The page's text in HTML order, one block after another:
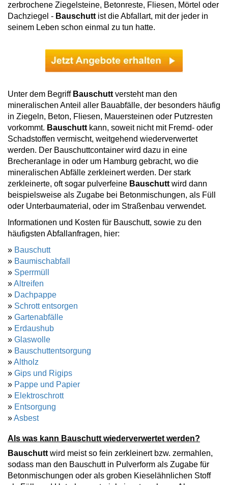
zerbrochene Ziegelsteine, Betonreste, Fliesen, Mörtel oder
Dachziegel - Bauschutt ist die Abfallart, mit der jeder in
seinem Leben schon einmal zu tun hatte.
Unter dem Begriff Bauschutt versteht man den
mineralischen Anteil aller Bauabfälle, der besonders häufig
in Ziegeln, Beton, Fliesen, Mauersteinen oder Putzresten
vorkommt. Bauschutt kann, soweit nicht mit Fremd- oder
Schadstoffen vermischt, weitgehend wiederverwertet
werden. Der Bauschuttcontainer wird dazu in eine
Brecheranlage in oder um Hamburg gebracht, wo die
mineralischen Abfälle zerkleinert werden. Der stark
zerkleinerte, oft sogar pulverfeine Bauschutt wird dann
beispielsweise als Zugabe bei Betonmischungen, als Füll
oder Unterbaumaterial, oder im Straßenbau verwendet.
Informationen und Kosten für Bauschutt, sowie zu den
häufigsten Abfallanfragen, hier:
» Bauschutt
» Baumischabfall
» Sperrmüll
»Altreifen
» Dachpappe
» Schrott entsorgen
» Gartenabfälle
» Erdaushub
» Glaswolle
» Bauschuttentsorgung
»Altholz
» Gips und Rigips
» Pappe und Papier
» Elektroschrott
» Entsorgung
»Asbest
Als was kann Bauschutt wiederverwertet werden?
Bauschutt wird meist so fein zerkleinert bzw. zermahlen,
sodass man den Bauschutt in Pulverform als Zugabe für
Betonmischungen oder als groben Kieselähnlichen Stoff